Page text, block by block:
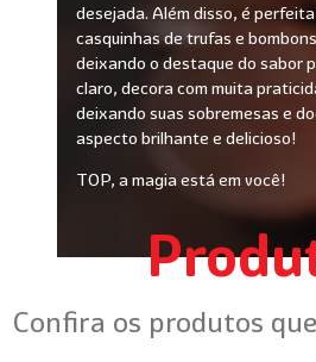
desejada. Além disso, é
casquinhas de trufas e
deixando o destaque do sabor
claro, decora com muita
deixando suas sobremesas e
aspecto brilhante e delicioso!
TOP, a magia está em você!
Confira os produtos